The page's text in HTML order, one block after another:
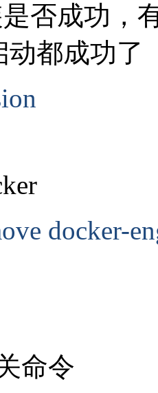
否成功，
动都成功了
docker-
命令